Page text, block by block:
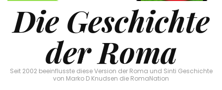
Die Geschichte
der Roma
Seit 2002 beeinflusste diese Version der Roma und Sinti Geschichte
von Marko D Knudsen die RomaNation